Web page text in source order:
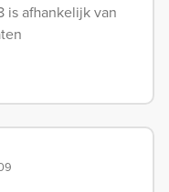
is afhankelijk van